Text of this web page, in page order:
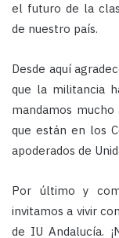
el futuro de la
de nuestro país.
Desde aquí
que la militancia
mandamos
que están en los
apoderados de
Por último y
invitamos a vivir
de IU Andalucía.